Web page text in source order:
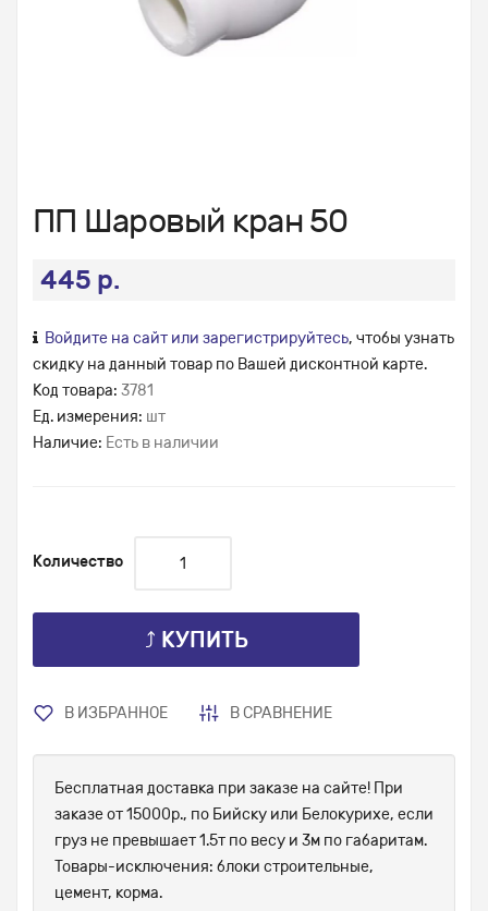
ПП Шаровый кран 50
445 р.
Войдите на сайт или зарегистрируйтесь, чтобы узнать
скидку на данный товар по Вашей дисконтной карте.
Код товара: 3781
Ед. измерения: шт
Наличие: Есть в наличии
Количество
⤴ КУПИТЬ
В ИЗБРАННОЕ В СРАВНЕНИЕ
Бесплатная доставка при заказе на сайте! При
заказе от 15000р., по Бийску или Белокурихе, если
груз не превышает 1.5т по весу и 3м по габаритам.
Товары-исключения: блоки строительные,
цемент, корма.